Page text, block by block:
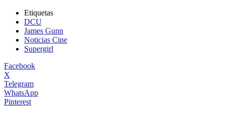
Etiquetas
DCU
James Gunn
Noticias Cine
Supergirl
Facebook
X
Telegram
WhatsApp
Pinterest